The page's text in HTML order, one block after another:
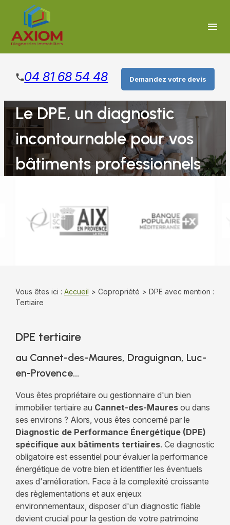
menu
04 81 68 54 48 Demandez votre devis
Le DPE, un diagnostic
incontournable pour vos
bâtiments professionnels
Vous êtes ici : Accueil > Copropriété > DPE avec mention :
Tertiaire
DPE tertiaire
au Cannet-des-Maures, Draguignan, Luc-
en-Provence...
Vous êtes propriétaire ou gestionnaire d'un bien
immobilier tertiaire au Cannet-des-Mauresou dans
ses environs ? Alors, vous êtes concerné par le
Diagnostic de Performance Énergétique (DPE)
spécifique aux bâtiments tertiaires. Ce diagnostic
obligatoire est essentiel pour évaluer la performance
énergétique de votre bien et identifier les éventuels
axes d'amélioration. Face à la complexité croissante
des règlementations et aux enjeux
environnementaux, disposer d'un diagnostic fiable
devient crucial pour la gestion de votre patrimoine
Panneau de gestion des cookies